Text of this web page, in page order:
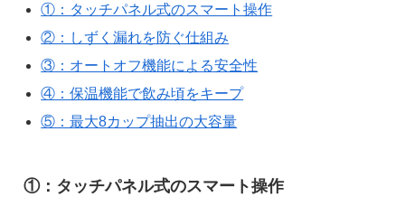
①：タッチパネル式のスマート操作
②：しずく漏れを防ぐ仕組み
③：オートオフ機能による安全性
④：保温機能で飲み頃をキープ
⑤：最大8カップ抽出の大容量
①：タッチパネル式のスマート操作